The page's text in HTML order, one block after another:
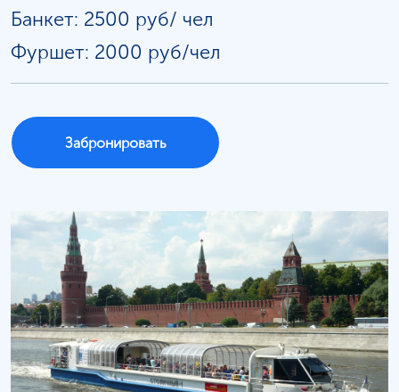
Банкет: 2500 руб/ чел
Фуршет: 2000 руб/чел
Забронировать